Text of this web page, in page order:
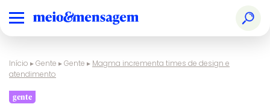
Início ▸Gente ▸Gente ▸ Magma incrementa times de design e
atendimento
gente